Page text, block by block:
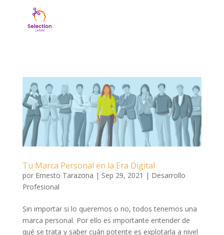
Tu Marca Personal en la Era Digital
por Ernesto Tarazona | Sep 29, 2021 | Desarrollo
Profesional
Sin importar si lo queremos o no, todos tenemos una
marca personal. Por ello es importante entender de
qué se trata y saber cuán potente es explotarla a nivel